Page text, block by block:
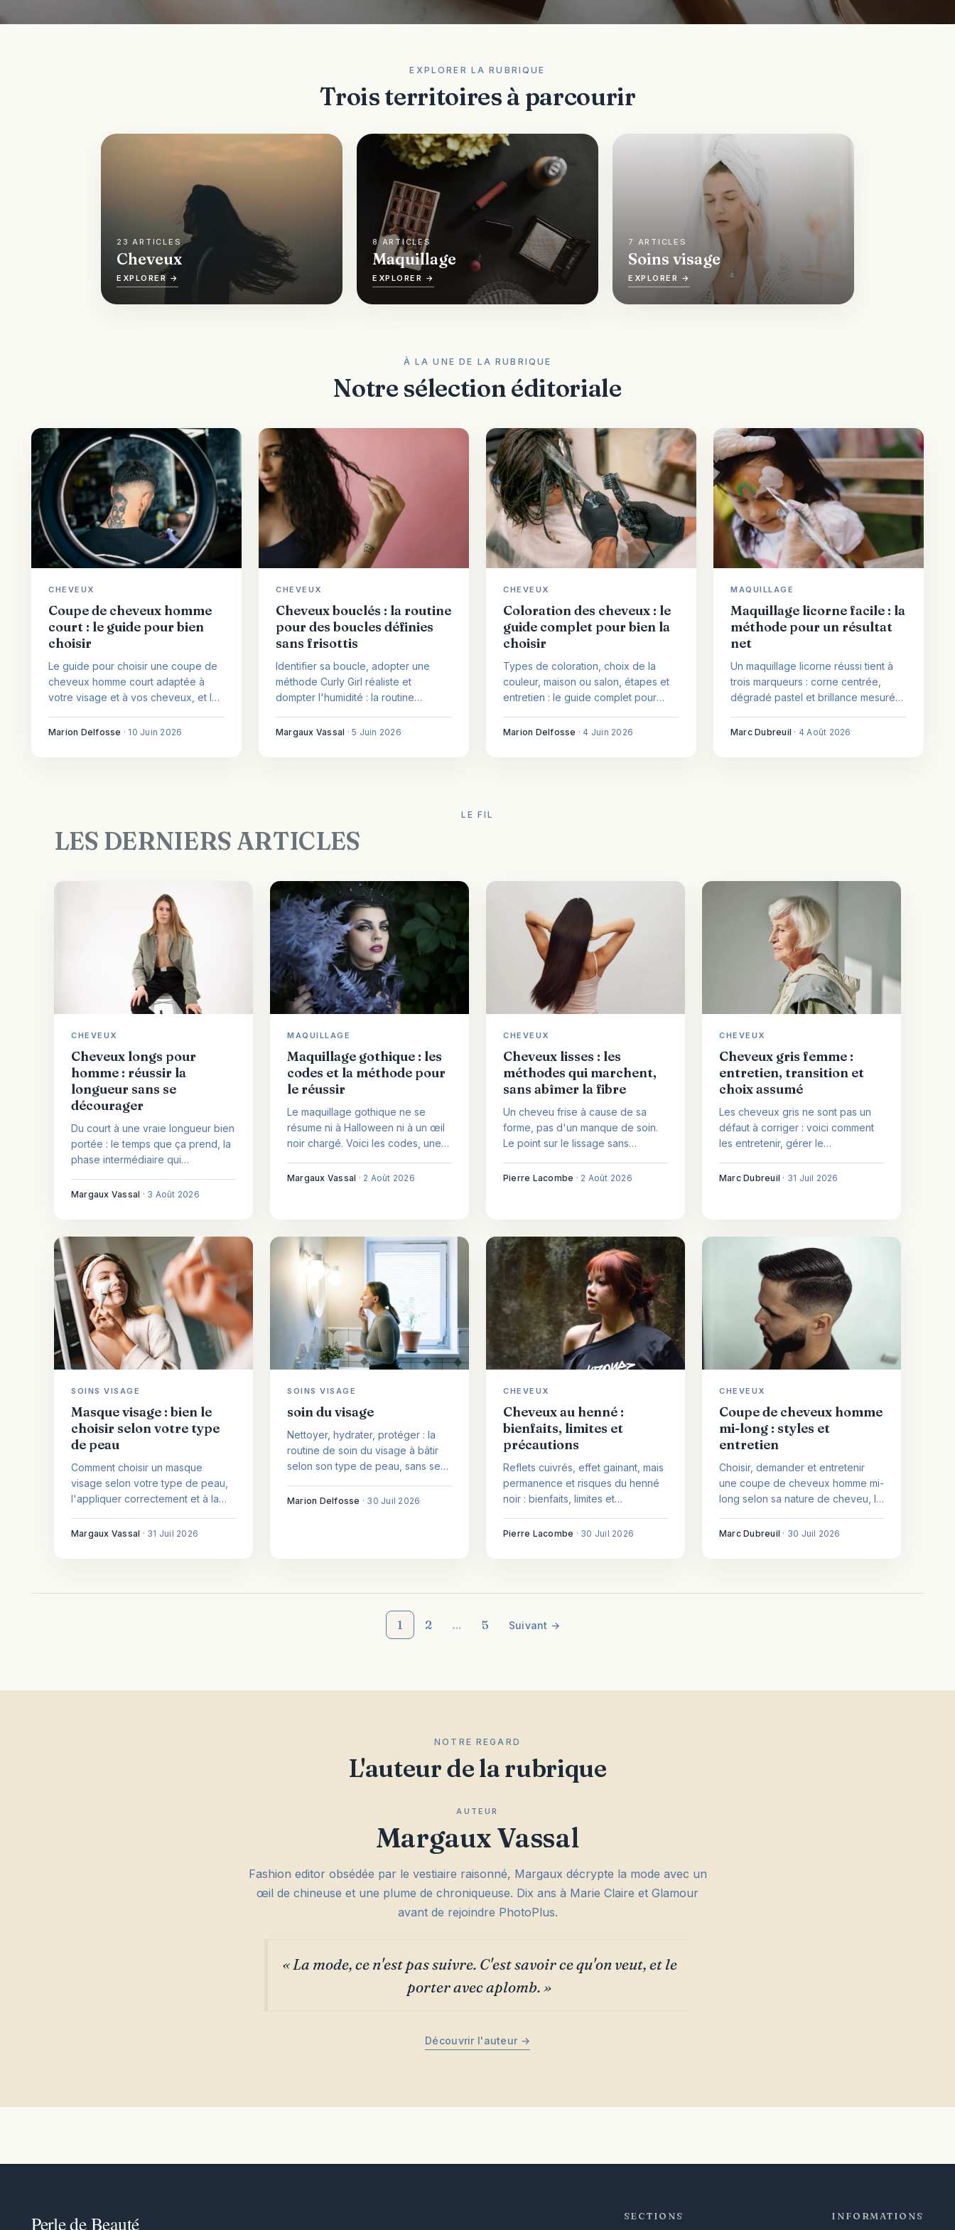
EXPLORER LA RUBRIQUE
Trois territoires à parcourir
23 ARTICLES
Cheveux
EXPLORER →
8 ARTICLES
Maquillage
EXPLORER →
7 ARTICLES
Soins visage
EXPLORER →
À LA UNE DE LA RUBRIQUE
Notre sélection éditoriale
CHEVEUX
Coupe de cheveux homme
court : le guide pour bien
choisir
Le guide pour choisir une coupe de
cheveux homme court adaptée à
votre visage et à vos cheveux, et la
Marion Delfosse · 10 Juin 2026
CHEVEUX
Cheveux bouclés : la routine
pour des boucles définies
sans frisottis
Identifier sa boucle, adopter une
méthode Curly Girl réaliste et
dompter l'humidité : la routine
souples et sans frisottis.
Margaux Vassal ·5 Juin 2026
CHEVEUX
Coloration des cheveux : le
guide complet pour bien la
choisir
Types de coloration, choix de la
couleur, maison ou salon, étapes et
entretien : le guide complet pour
Marion Delfosse · 4 Juin 2026
MAQUILLAGE
Maquillage licorne facile : la
méthode pour un résultat
net
Un maquillage licorne réussi tient à
trois marqueurs : corne centrée,
dégradé pastel et brillance mesurée.
matériel utile et les repères de
Marc Dubreuil · 4 Août 2026
LE FIL
LES DERNIERS ARTICLES
CHEVEUX
Cheveux longs pour
homme : réussir la
longueur sans se
décourager
Du court à une vraie longueur bien
portée : le temps que ça prend, la
phase intermédiaire qui
selon sa nature de cheveux et une
Margaux Vassal · 3 Août 2026
MAQUILLAGE
Maquillage gothique : les
codes et la méthode pour
le réussir
Le maquillage gothique ne se
résume ni à Halloween ni à un œil
noir chargé. Voici les codes, une
choisir selon votre carnation et le
Margaux Vassal · 2 Août 2026
CHEVEUX
Cheveux lisses : les
méthodes qui marchent,
sans abîmer la fibre
Un cheveu frise à cause de sa
forme, pas d'un manque de soin.
Le point sur le lissage sans
avec les gestes qui protègent
Pierre Lacombe · 2 Août 2026
CHEVEUX
Cheveux gris femme :
entretien, transition et
choix assumé
Les cheveux gris ne sont pas un
défaut à corriger : voici comment
les entretenir, gérer le
de colorer ou d'assumer.
Marc Dubreuil · 31 Juil 2026
SOINS VISAGE
Masque visage : bien le
choisir selon votre type
de peau
Comment choisir un masque
visage selon votre type de peau,
l'appliquer correctement et à la
promesses.
Margaux Vassal · 31 Juil 2026
SOINS VISAGE
soin du visage
Nettoyer, hydrater, protéger : la
routine de soin du visage à bâtir
selon son type de peau, sans se
promesses.
Marion Delfosse · 30 Juil 2026
CHEVEUX
Cheveux au henné :
bienfaits, limites et
précautions
Reflets cuivrés, effet gainant, mais
permanence et risques du henné
noir : bienfaits, limites et
cheveux au henné.
Pierre Lacombe · 30 Juil 2026
CHEVEUX
Coupe de cheveux homme
mi-long : styles et
entretien
Choisir, demander et entretenir
une coupe de cheveux homme mi-
long selon sa nature de cheveu, la
Marc Dubreuil · 30 Juil 2026
1 2 … 5 Suivant →
NOTRE REGARD
L'auteur de la rubrique
AUTEUR
Margaux Vassal
Fashion editor obsédée par le vestiaire raisonné, Margaux décrypte la mode avec un
œil de chineuse et une plume de chroniqueuse. Dix ans à Marie Claire et Glamour
avant de rejoindre PhotoPlus.
« La mode, ce n'est pas suivre. C'est savoir ce qu'on veut, et le
porter avec aplomb. »
Découvrir l'auteur →
SECTIONS INFORMATIONS